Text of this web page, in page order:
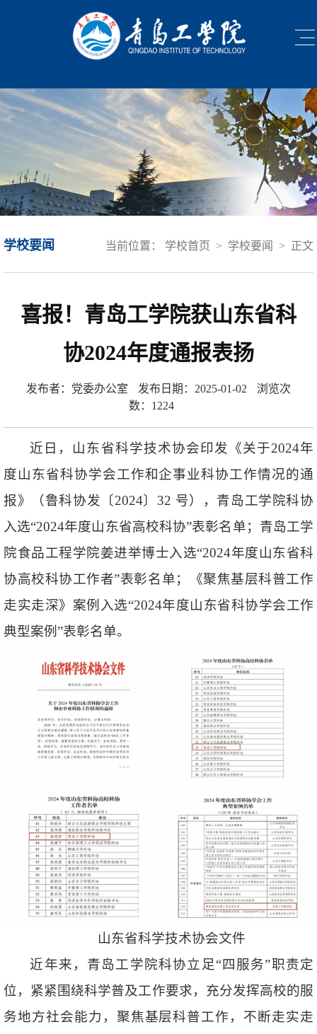
当前位置： 学校首页 > 学校要闻 > 正文
学校要闻
喜报！青岛工学院获山东省科
协2024年度通报表扬
发布者：党委办公室 发布日期：2025-01-02
浏览次
数： 1224
近日，山东省科学技术协会印发《关于2024年
度山东省科协学会工作和企事业科协工作情况的通
报》（鲁科协发〔2024〕32 号），青岛工学院科协
入选“2024年度山东省高校科协”表彰名单；青岛工学
院食品工程学院姜进举博士入选“2024年度山东省科
协高校科协工作者”表彰名单；《聚焦基层科普工作
走实走深》案例入选“2024年度山东省科协学会工作
典型案例”表彰名单。
山东省科学技术协会文件
近年来，青岛工学院科协立足“四服务”职责定
位，紧紧围绕科学普及工作要求，充分发挥高校的服
务地方社会能力，聚焦基层科普工作，不断走实走